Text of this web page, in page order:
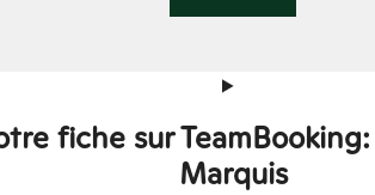
fiche sur
Marquis